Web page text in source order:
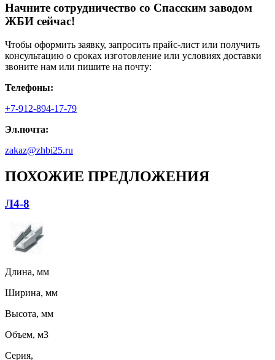
Начните сотрудничество со Cпасским заводом
ЖБИ сейчас!
Чтобы оформить заявку, запросить прайс-лист или получить
консультацию о сроках изготовление или условиях доставки
звоните нам или пишите на почту:
Телефоны:
+7-912-894-17-79
Эл.почта:
zakaz@zhbi25.ru
ПОХОЖИЕ ПРЕДЛОЖЕНИЯ
Л4-8
Длина, мм
Ширина, мм
Высота, мм
Объем, м3
Серия,